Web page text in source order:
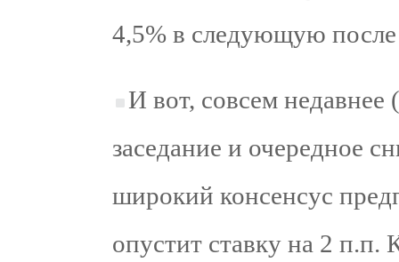
4,5% в следующую
И вот, совсем недавнее
заседание и очередное
широкий консенсус
опустит ставку на 2 п.п.